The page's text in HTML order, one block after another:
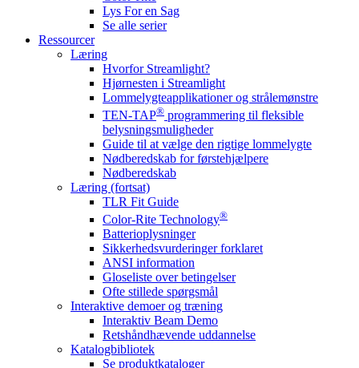
Lys For en Sag
Se alle serier
Ressourcer
Læring
Hvorfor Streamlight?
Hjørnesten i Streamlight
Lommelygteapplikationer og strålemønstre
TEN-TAP® programmering til fleksible
belysningsmuligheder
Guide til at vælge den rigtige lommelygte
Nødberedskab for førstehjælpere
Nødberedskab
Læring (fortsat)
TLR Fit Guide
Color-Rite Technology®
Batterioplysninger
Sikkerhedsvurderinger forklaret
ANSI information
Gloseliste over betingelser
Ofte stillede spørgsmål
Interaktive demoer og træning
Interaktiv Beam Demo
Retshåndhævende uddannelse
Katalogbibliotek
Se produktkataloger